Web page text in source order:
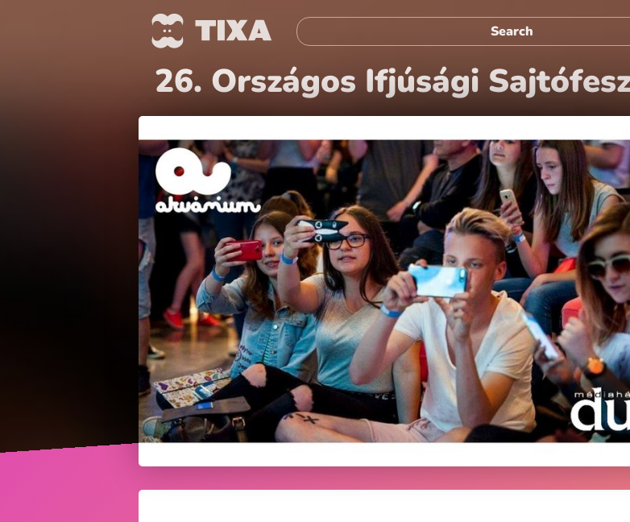
26. Országos Ifjúsági